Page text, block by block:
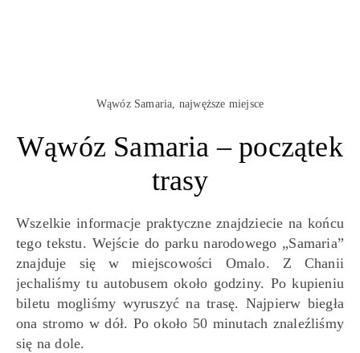
Wąwóz Samaria, najwęższe miejsce
Wąwóz Samaria – początek
trasy
Wszelkie informacje praktyczne znajdziecie na końcu
tego tekstu. Wejście do parku narodowego „Samaria”
znajduje się w miejscowości Omalo. Z Chanii
jechaliśmy tu autobusem około godziny. Po kupieniu
biletu mogliśmy wyruszyć na trasę. Najpierw biegła
ona stromo w dół. Po około 50 minutach znaleźliśmy
się na dole.